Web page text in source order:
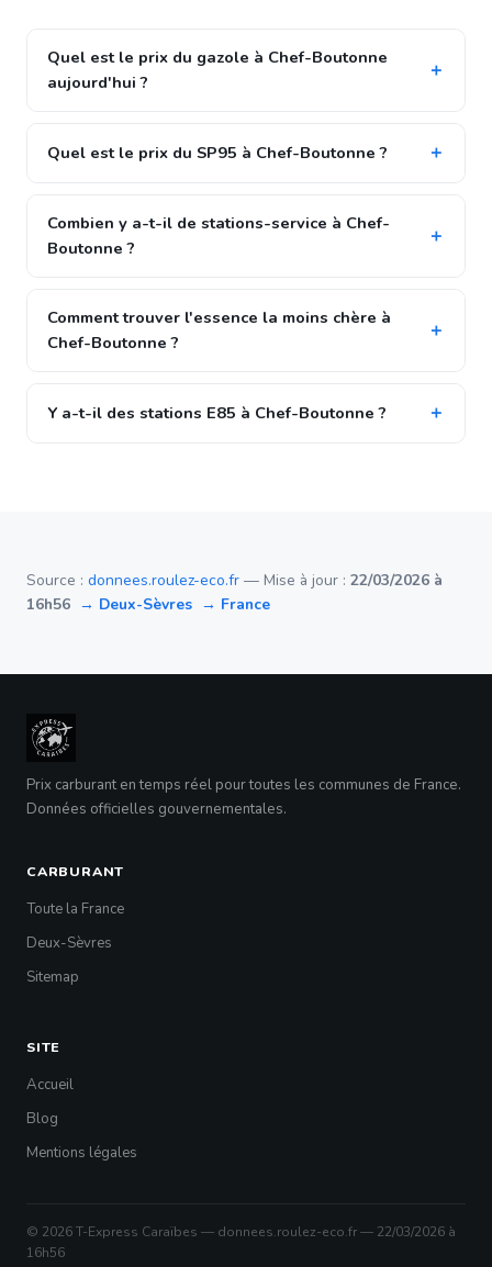
Quel est le prix du gazole à Chef-Boutonne
aujourd'hui ?
Quel est le prix du SP95 à Chef-Boutonne ?
Combien y a-t-il de stations-service à Chef-
Boutonne ?
Comment trouver l'essence la moins chère à
Chef-Boutonne ?
Y a-t-il des stations E85 à Chef-Boutonne ?
Source : donnees.roulez-eco.fr — Mise à jour : 22/03/2026 à
16h56 → Deux-Sèvres → France
Prix carburant en temps réel pour toutes les communes de France.
Données officielles gouvernementales.
CARBURANT
Toute la France
Deux-Sèvres
Sitemap
SITE
Accueil
Blog
Mentions légales
© 2026 T-Express Caraïbes — donnees.roulez-eco.fr — 22/03/2026 à
16h56